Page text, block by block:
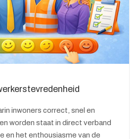
inwoners correct, snel en
worden staat in direct verband
en het enthousiasme van de